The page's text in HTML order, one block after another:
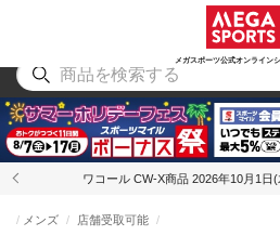
メガスポーツ公式オンライン
アウトドア
ワコール CW-X商品 2026年10月1日
メンズ 店舗受取可能